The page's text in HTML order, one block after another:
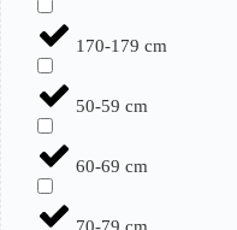
170-179 cm
50-59 cm
60-69 cm